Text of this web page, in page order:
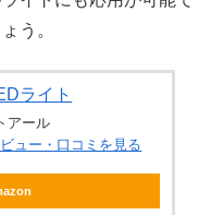
う。
ライト
アール
ュー・口コミを見る